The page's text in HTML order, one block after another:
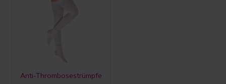
Anti-Thrombosestrümpfe